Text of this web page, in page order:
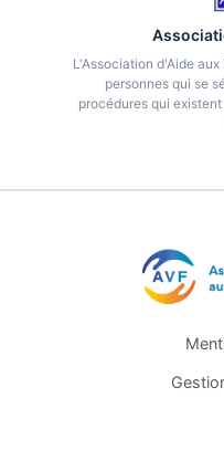
L'Association d'Aide
personnes qui se
procédures qui